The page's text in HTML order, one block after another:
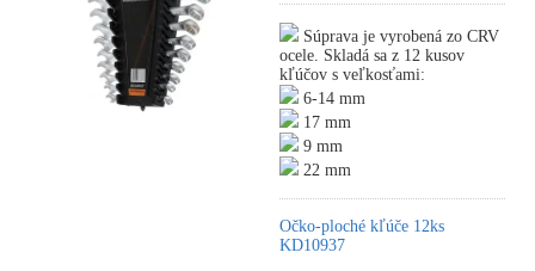
Súprava je vyrobená zo CRV
ocele. Skladá sa z 12 kusov
kľúčov s veľkosťami:
6-14 mm
17 mm
9 mm
22 mm
Očko-ploché kľúče 12ks
KD10937